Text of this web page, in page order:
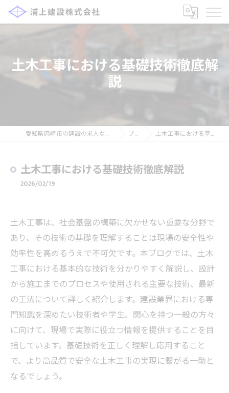
土木工事における基礎技術徹底解
説
愛知県岡崎市の建設の求人なら浦上建設株式会社 ブログ 土木工事における基礎技術徹底解説
土木工事における基礎技術徹底解説
2026/02/19
土木工事は、社会基盤の構築に欠かせない重要な分野で
あり、その技術の基礎を理解することは現場の安全性や
効率性を高めるうえで不可欠です。本ブログでは、土木
工事における基本的な技術を分かりやすく解説し、設計
から施工までのプロセスや使用される主要な技術、最新
の工法について詳しく紹介します。建設業界における専
門知識を深めたい技術者や学生、関心を持つ一般の方々
に向けて、現場で実際に役立つ情報を提供することを目
指しています。基礎技術を正しく理解し応用すること
で、より高品質で安全な土木工事の実現に繋がる一助と
なるでしょう。